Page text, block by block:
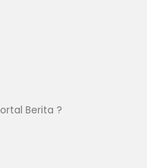
Berita ?